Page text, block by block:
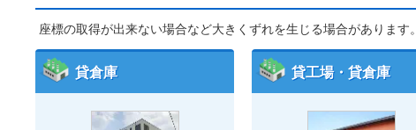
座標の取得が出来ない場合など大きくずれを生じる場合があります。
貸倉庫 貸工場・貸倉庫